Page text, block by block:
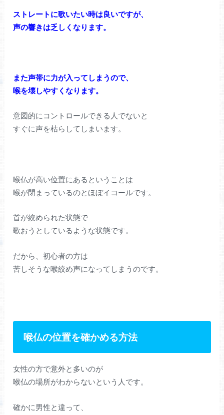
ストレートに歌いたい時は良いですが、
声の響きは乏しくなります。
また声帯に力が入ってしまうので、
喉を壊しやすくなります。
意図的にコントロールできる人でないと
すぐに声を枯らしてしまいます。
喉仏が高い位置にあるということは
喉が閉まっているのとほぼイコールです。
首が絞められた状態で
歌おうとしているような状態です。
だから、初心者の方は
苦しそうな喉絞め声になってしまうのです。
喉仏の位置を確かめる方法
女性の方で意外と多いのが
喉仏の場所がわからないという人です。
確かに男性と違って、